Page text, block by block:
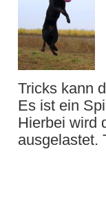
Tricks kann
Es ist ein
Hierbei wird
ausgelastet.